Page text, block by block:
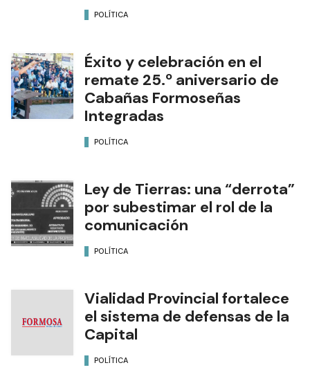
POLÍTICA
Éxito y celebración en el
remate 25.º aniversario de
Cabañas Formoseñas
Integradas
POLÍTICA
Ley de Tierras: una “derrota”
por subestimar el rol de la
comunicación
POLÍTICA
Vialidad Provincial fortalece
el sistema de defensas de la
Capital
POLÍTICA